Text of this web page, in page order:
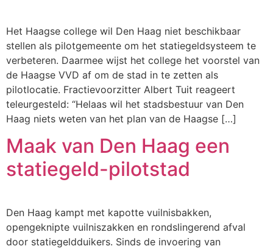
Het Haagse college wil Den Haag niet beschikbaar
stellen als pilotgemeente om het statiegeldsysteem te
verbeteren. Daarmee wijst het college het voorstel van
de Haagse VVD af om de stad in te zetten als
pilotlocatie. Fractievoorzitter Albert Tuit reageert
teleurgesteld: “Helaas wil het stadsbestuur van Den
Haag niets weten van het plan van de Haagse […]
Maak van Den Haag een
statiegeld-pilotstad
Den Haag kampt met kapotte vuilnisbakken,
opengeknipte vuilniszakken en rondslingerend afval
door statiegeldduikers. Sinds de invoering van